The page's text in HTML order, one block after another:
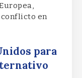
en
para